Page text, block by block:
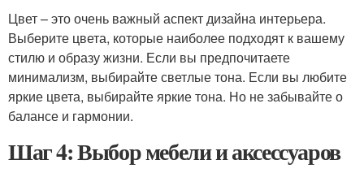
Цвет – это очень важный аспект дизайна интерьера.
Выберите цвета, которые наиболее подходят к вашему
стилю и образу жизни. Если вы предпочитаете
минимализм, выбирайте светлые тона. Если вы любите
яркие цвета, выбирайте яркие тона. Но не забывайте о
балансе и гармонии.
Шаг 4: Выбор мебели и аксессуаров